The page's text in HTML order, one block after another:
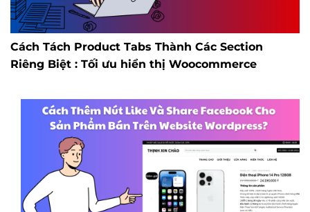
Cách Tách Product Tabs Thành Các Section
Riêng Biệt : Tối ưu hiển thị Woocommerce